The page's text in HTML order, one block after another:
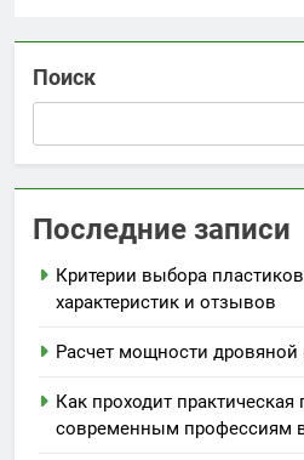
Поиск
Последние записи
Критерии выбора
характеристик и отзывов
Расчет мощности дровяной
Как проходит практическая
современным профессиям